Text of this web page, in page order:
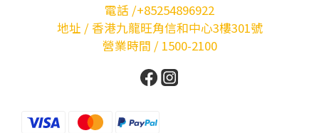
電話 /+85254896922
地址 / 香港九龍旺角信和中心3樓301號
營業時間 / 1500-2100